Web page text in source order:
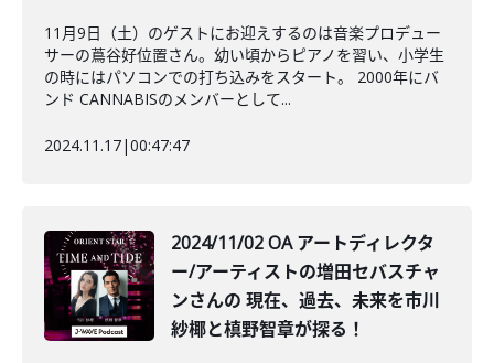
11月9日（土）のゲストにお迎えするのは音楽プロデュー
サーの蔦谷好位置さん。幼い頃からピアノを習い、小学生
の時にはパソコンでの打ち込みをスタート。 2000年にバ
ンド CANNABISのメンバーとして...
2024.11.17|00:47:47
2024/11/02 OA アートディレクタ
ー/アーティストの増田セバスチャ
ンさんの 現在、過去、未来を市川
紗椰と槙野智章が探る！